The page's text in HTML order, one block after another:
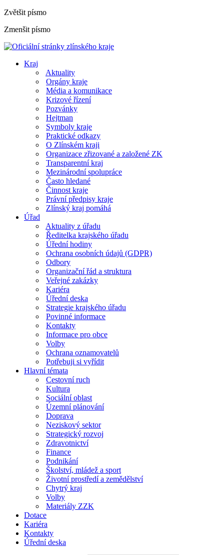
Zvětšit písmo
Zmenšit písmo
Kraj
Aktuality
Orgány kraje
Média a komunikace
Krizové řízení
Pozvánky
Hejtman
Symboly kraje
Praktické odkazy
O Zlínském kraji
Organizace zřizované a založené ZK
Transparentní kraj
Mezinárodní spolupráce
Často hledané
Činnost kraje
Právní předpisy kraje
Zlínský kraj pomáhá
Úřad
Aktuality z úřadu
Ředitelka krajského úřadu
Úřední hodiny
Ochrana osobních údajů (GDPR)
Odbory
Organizační řád a struktura
Veřejné zakázky
Kariéra
Úřední deska
Strategie krajského úřadu
Povinné informace
Kontakty
Informace pro obce
Volby
Ochrana oznamovatelů
Potřebuji si vyřídit
Hlavní témata
Cestovní ruch
Kultura
Sociální oblast
Územní plánování
Doprava
Neziskový sektor
Strategický rozvoj
Zdravotnictví
Finance
Podnikání
Školství, mládež a sport
Životní prostředí a zemědělství
Chytrý kraj
Volby
Materiály ZZK
Dotace
Kariéra
Kontakty
Úřední deska